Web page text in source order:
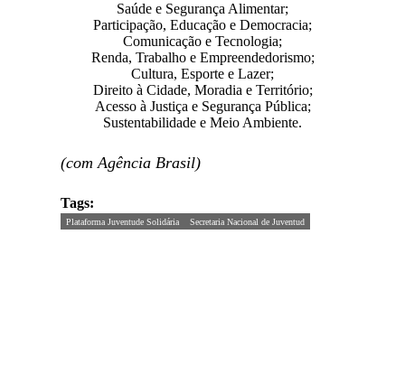
Saúde e Segurança Alimentar;
Participação, Educação e Democracia;
Comunicação e Tecnologia;
Renda, Trabalho e Empreendedorismo;
Cultura, Esporte e Lazer;
Direito à Cidade, Moradia e Território;
Acesso à Justiça e Segurança Pública;
Sustentabilidade e Meio Ambiente.
(com Agência Brasil)
Tags:
Plataforma Juventude Solidária Secretaria Nacional de Juventud